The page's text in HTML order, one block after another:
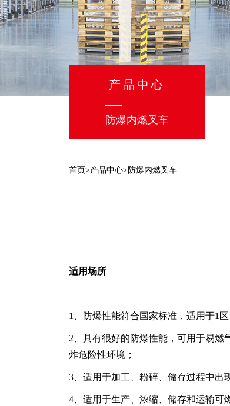
产品中心
防爆内燃叉车
首页>产品中心>防爆内燃叉车
适用场所
1、防爆性能符合国家标准，适用于1
2、具有很好的防爆性能，可用于易
炸危险性环境；
3、适用于加工、粉碎、储存过程中出
4、适用于生产、浓缩、储存和运输可